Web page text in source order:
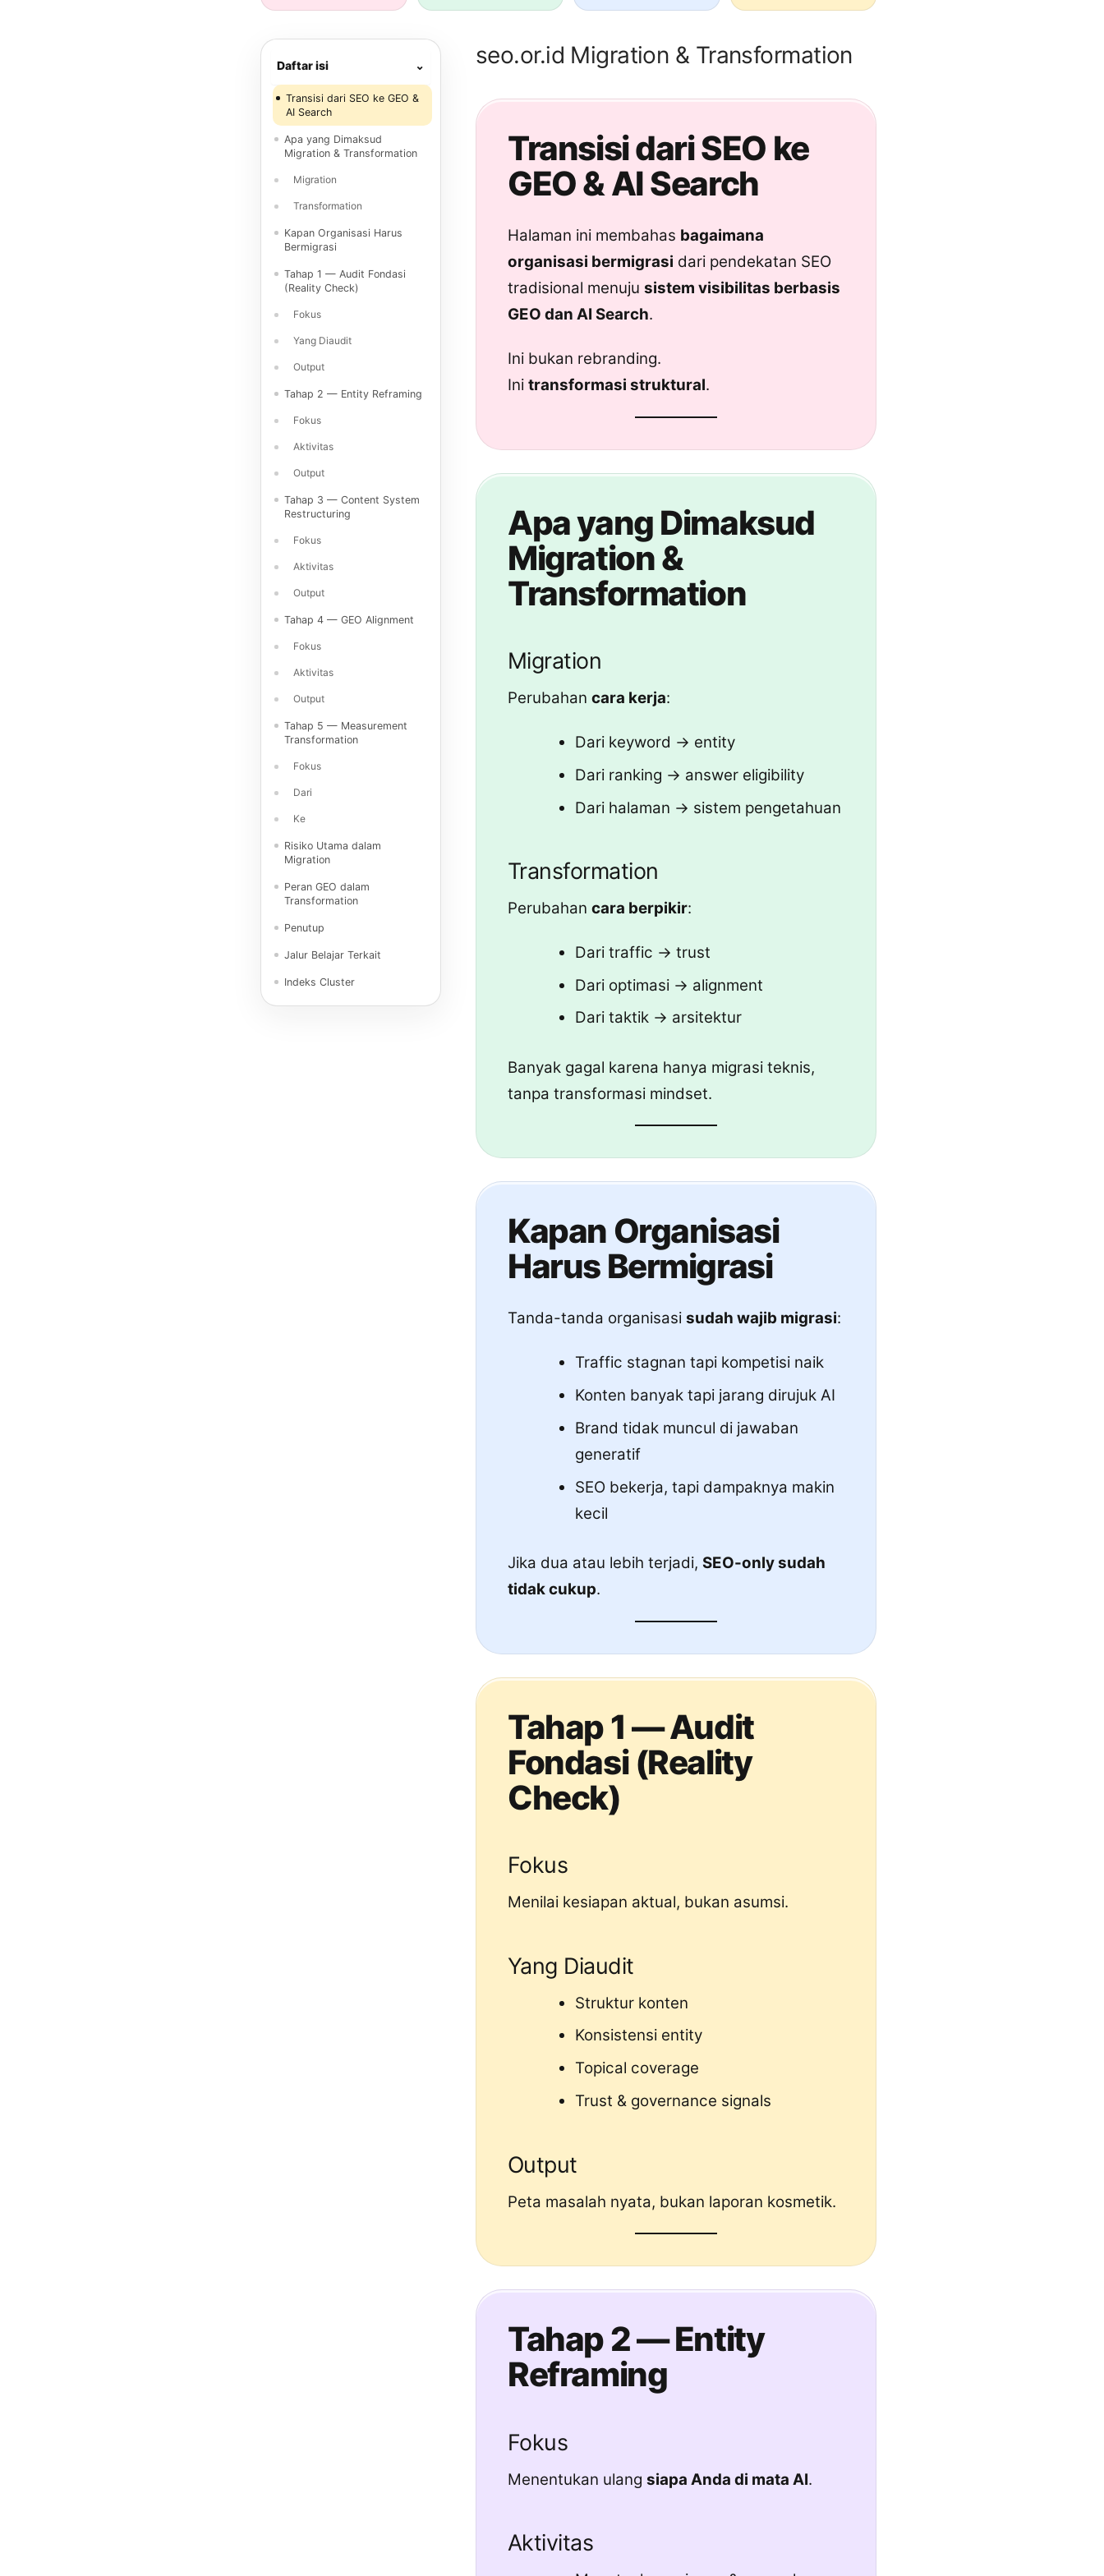
Daftar isi ⌄
Transisi dari SEO ke GEO &
AI Search
Apa yang Dimaksud
Migration & Transformation
Migration
Transformation
Kapan Organisasi Harus
Bermigrasi
Tahap 1 — Audit Fondasi
(Reality Check)
Fokus
Yang Diaudit
Output
Tahap 2 — Entity Reframing
Fokus
Aktivitas
Output
Tahap 3 — Content System
Restructuring
Fokus
Aktivitas
Output
Tahap 4 — GEO Alignment
Fokus
Aktivitas
Output
Tahap 5 — Measurement
Transformation
Fokus
Dari
Ke
Risiko Utama dalam
Migration
Peran GEO dalam
Transformation
Penutup
Jalur Belajar Terkait
Indeks Cluster
seo.or.id Migration & Transformation
Transisi dari SEO ke
GEO & AI Search
Halaman ini membahas bagaimana
organisasi bermigrasi dari pendekatan SEO
tradisional menuju sistem visibilitas berbasis
GEO dan AI Search.
Ini bukan rebranding.
Ini transformasi struktural.
Apa yang Dimaksud
Migration &
Transformation
Migration
Perubahan cara kerja:
Dari keyword → entity
Dari ranking → answer eligibility
Dari halaman → sistem pengetahuan
Transformation
Perubahan cara berpikir:
Dari traffic → trust
Dari optimasi → alignment
Dari taktik → arsitektur
Banyak gagal karena hanya migrasi teknis,
tanpa transformasi mindset.
Kapan Organisasi
Harus Bermigrasi
Tanda-tanda organisasi sudah wajib migrasi:
Traffic stagnan tapi kompetisi naik
Konten banyak tapi jarang dirujuk AI
Brand tidak muncul di jawaban
generatif
SEO bekerja, tapi dampaknya makin
kecil
Jika dua atau lebih terjadi, SEO-only sudah
tidak cukup.
Tahap 1 — Audit
Fondasi (Reality
Check)
Fokus
Menilai kesiapan aktual, bukan asumsi.
Yang Diaudit
Struktur konten
Konsistensi entity
Topical coverage
Trust & governance signals
Output
Peta masalah nyata, bukan laporan kosmetik.
Tahap 2 — Entity
Reframing
Fokus
Menentukan ulang siapa Anda di mata AI.
Aktivitas